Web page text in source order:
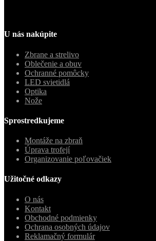
U nás nakúpite
Zbrane a strelivo
Oblečenie a obuv
Ochranné pomôcky
LED svietidlá
Optika
Nože
Sprostredkujeme
Montáže na zbraň
Úprava trofejí
Organizovanie poľovačiek
Užitočné odkazy
O nás
Kontakt
Obchodné podmienky
Ochrana osobných údajov
Reklamačný formulár